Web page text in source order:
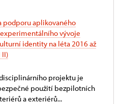
podporu aplikovaného
vývoje
identity na léta 2016 až
II)
projektu je
použití bezpilotních
a exteriérů...